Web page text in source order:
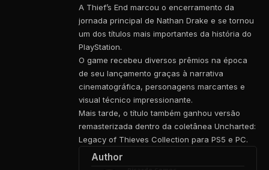
A Thief’s End marcou o encerramento da
jornada principal de Nathan Drake e se tornou
um dos títulos mais importantes da história do
PlayStation.
O game recebeu diversos prêmios na época
de seu lançamento graças à narrativa
cinematográfica, personagens marcantes e
visual técnico impressionante.
Mais tarde, o título também ganhou versão
remasterizada dentro da coletânea Uncharted:
Legacy of Thieves Collection para PS5 e PC.
Author